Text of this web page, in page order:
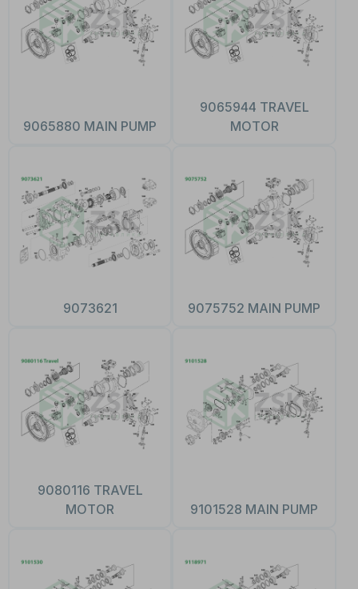
9065880 MAIN PUMP
9065944 TRAVEL
MOTOR
9073621 9075752 MAIN PUMP
9080116 TRAVEL
MOTOR
9101528 MAIN PUMP